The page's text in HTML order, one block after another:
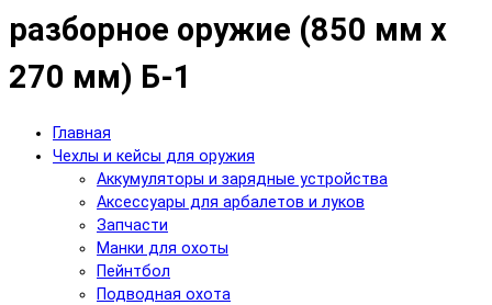
разборное оружие (850 мм х
270 мм) Б-1
Главная
Чехлы и кейсы для оружия
Аккумуляторы и зарядные устройства
Аксесcуары для арбалетов и луков
Запчасти
Манки для охоты
Пейнтбол
Подводная охота